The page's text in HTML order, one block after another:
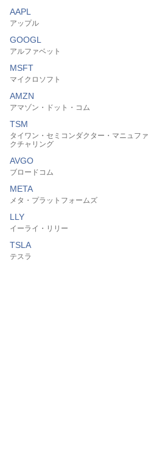
AAPL
アップル
GOOGL
アルファベット
MSFT
マイクロソフト
AMZN
アマゾン・ドット・コム
TSM
タイワン・セミコンダクター・マニュファ
クチャリング
AVGO
ブロードコム
META
メタ・プラットフォームズ
LLY
イーライ・リリー
TSLA
テスラ